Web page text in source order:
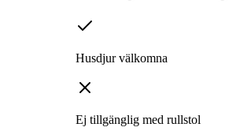
Husdjur välkomna
Ej tillgänglig med rullstol